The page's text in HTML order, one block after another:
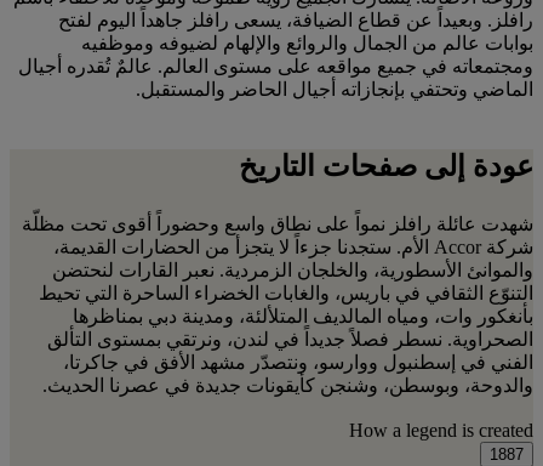
رافلز. وبعيداً عن قطاع الضيافة، يسعى رافلز جاهداً اليوم لفتح
بوابات عالم من الجمال والروائع والإلهام لضيوفه وموظفيه
ومجتمعاته في جميع مواقعه على مستوى العالم. عالمٌ تُقدره أجيال
الماضي وتحتفي بإنجازاته أجيال الحاضر والمستقبل.
عودة إلى صفحات التاريخ
شهدت عائلة رافلز نمواً على نطاق واسع وحضوراً أقوى تحت مظلّة
شركة Accor الأم. ستجدنا جزءاً لا يتجزأ من الحضارات القديمة،
والموانئ الأسطورية، والخلجان الزمردية. نعبر القارات لنحتضن
التنوّع الثقافي في باريس، والغابات الخضراء الساحرة التي تحيط
بأنغكور وات، ومياه المالديف المتلألئة، ومدينة دبي بمناظرها
الصحراوية. نسطر فصلاً جديداً في لندن، ونرتقي بمستوى التألق
الفني في إسطنبول ووارسو، ونتصدّر مشهد الأفق في جاكرتا،
والدوحة، وبوسطن، وشنجن كأيقونات جديدة في عصرنا الحديث.
How a legend is created
1887